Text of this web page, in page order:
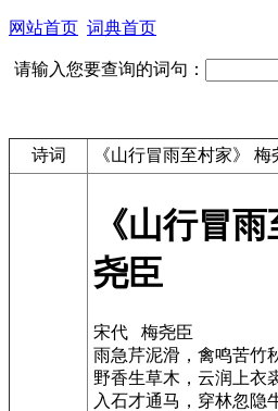
网站首页 词典首页
请输入您要查询的词句：
诗词 《山行冒雨至村家》 梅
《山行冒
尧臣
宋代 梅尧臣
雨急芹泥滑，禽鸣苦竹
野香生草木，云润上衣
入石才通马，穿林忽隐